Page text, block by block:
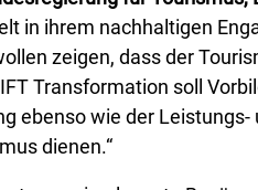
in ihrem nachhaltigen
zeigen, dass der
Transformation soll
ebenso wie der
dienen.“